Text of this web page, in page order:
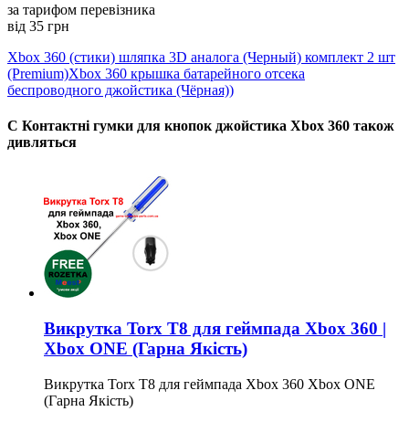
за тарифом перевізника
від 35 грн
Xbox 360 (cтики) шляпка 3D аналога (Черный) комплект 2 шт
(Premium)Xbox 360 крышка батарейного отсека
беспроводного джойстика (Чёрная))
С Контактні гумки для кнопок джойстика Xbox 360 також
дивляться
Викрутка Torx T8 для геймпада Xbox 360 |
Xbox ONE (Гарна Якість)
Викрутка Torx T8 для геймпада Xbox 360 Xbox ONE
(Гарна Якість)